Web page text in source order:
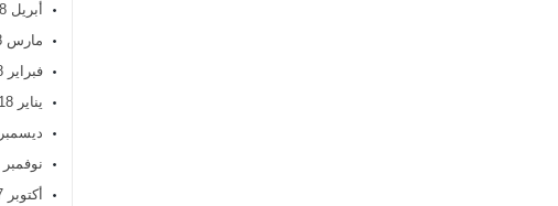
أبريل 2018
مارس 2018
فبراير 2018
يناير 2018
ديسمبر 2017
نوفمبر 2017
أكتوبر 2017